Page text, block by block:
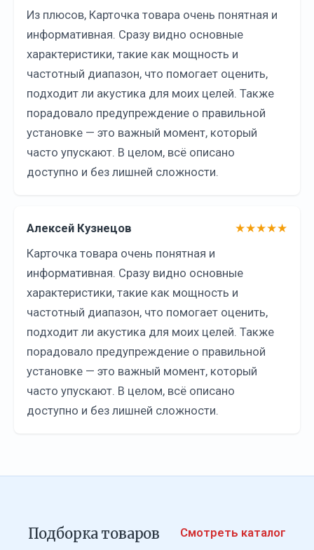
Из плюсов, Карточка товара очень понятная и
информативная. Сразу видно основные
характеристики, такие как мощность и
частотный диапазон, что помогает оценить,
подходит ли акустика для моих целей. Также
порадовало предупреждение о правильной
установке — это важный момент, который
часто упускают. В целом, всё описано
доступно и без лишней сложности.
Алексей Кузнецов
★★★★★
Карточка товара очень понятная и
информативная. Сразу видно основные
характеристики, такие как мощность и
частотный диапазон, что помогает оценить,
подходит ли акустика для моих целей. Также
порадовало предупреждение о правильной
установке — это важный момент, который
часто упускают. В целом, всё описано
доступно и без лишней сложности.
Подборка товаров Смотреть каталог